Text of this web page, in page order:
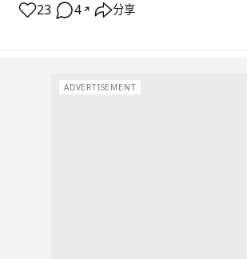
23 4 ↗ 分享
ADVERTISEMENT